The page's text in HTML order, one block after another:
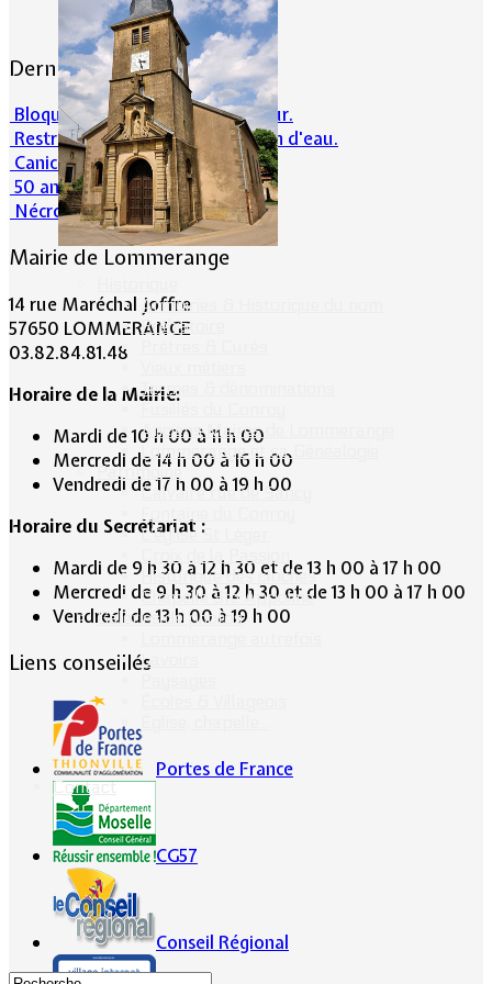
Armoiries & Historique du nom
Préhistoire
Termes & dénominations
Anciens Maires de Lommerange
Lommerange et sa Généalogie
Patrimoine
Calvaire rue de Sancy
L'église St Léger
Croix de la Passion
Historique des cloches
Chapelle Ste Appoline
Galeries de photos
Lavoirs
Contact
Dernières actualités
Bloqué en forêt. Cherchez l’erreur.
Restrictions sur la consommation d'eau.
Canicule et milieu naturel
50 ans d’histoires de foot
Nécrologie : Norbert Lacolombe
Mairie de Lommerange
14 rue Maréchal Joffre
57650 LOMMERANGE
03.82.84.81.48
Horaire de la Mairie:
Mardi de 10 h 00 à 11 h 00
Mercredi de 14 h 00 à 16 h 00
Vendredi de 17 h 00 à 19 h 00
Horaire du Secrétariat :
Mardi de 9 h 30 à 12 h 30 et de 13 h 00 à 17 h 00
Mercredi de 9 h 30 à 12 h 30 et de 13 h 00 à 17 h 00
Vendredi de 13 h 00 à 19 h 00
Liens conseillés
Portes de France
CG57
Conseil Régional